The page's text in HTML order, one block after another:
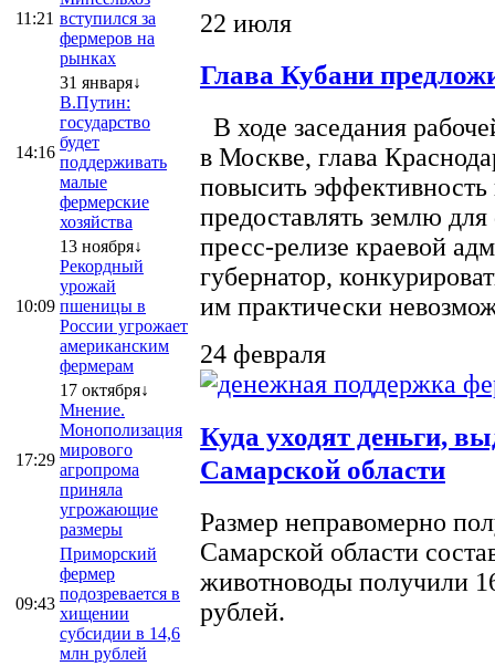
11:21 вступился за
фермеров на
рынках
14:16
31 января↓
В.Путин:
государство
будет
поддерживать
малые
фермерские
хозяйства
10:09
13 ноября↓
Рекордный
урожай
пшеницы в
России угрожает
американским
фермерам
17:29
17 октября↓
Мнение.
Монополизация
мирового
агропрома
приняла
угрожающие
размеры
09:43
Приморский
фермер
подозревается в
хищении
субсидии в 14,6
млн рублей
22 июля
Глава Кубани
В ходе заседания
в Москве, глава
повысить эффективность
предоставлять землю
пресс-релизе краевой
губернатор,
им практически
24 февраля
Куда уходят деньги,
Самарской области
Размер неправомерно
Самарской области
животноводы получили
рублей.